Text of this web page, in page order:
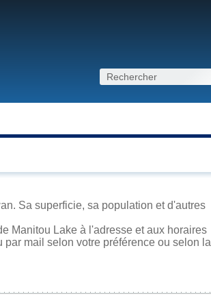
Sa superficie, sa population et d'autres
Manitou Lake à l'adresse et aux horaires
mail selon votre préférence ou selon la